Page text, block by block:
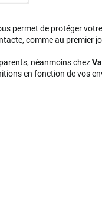
permet de protéger
comme au premier
néanmoins chez
en fonction de vos